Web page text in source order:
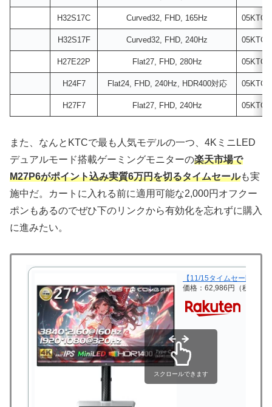
H32S17C Curved32, FHD, 165Hz
H32S17F Curved32, FHD, 240Hz
H27E22P Flat27, FHD, 280Hz
H24F7 Flat24, FHD, 240Hz, HDR400対応
H27F7 Flat27, FHD, 240Hz
また、なんとKTCで最も人気モデルの一つ、4KミニLED
デュアルモード搭載ゲーミングモニターの楽天市場で
M27P6がポイント込み実質6万円を切るタイムセールも実
施中だ。カートに入れる前に適用可能な2,000円オフクー
ポンもあるのでぜひ下のリンクから有効化を忘れずに購入
に進みたい。
【11/15タイムセー限定
価格：62,986円（税込、
スクロールできます